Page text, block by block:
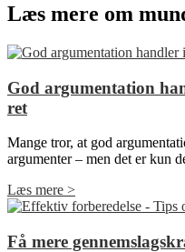
Læs mere om
God argumentation
ret
Mange tror, at god
argumenter – men det er kun
Læs mere >
Få mere